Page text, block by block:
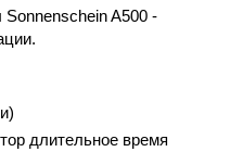
Sonnenschein A500 -
длительное время